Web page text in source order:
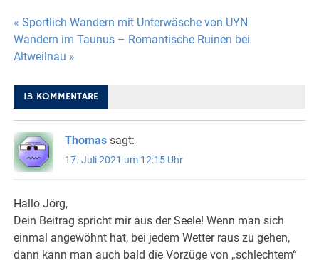
Beitragsnavigation
« Sportlich Wandern mit Unterwäsche von UYN
Wandern im Taunus – Romantische Ruinen bei
Altweilnau »
13 KOMMENTARE
Thomas sagt:
17. Juli 2021 um 12:15 Uhr
Hallo Jörg,
Dein Beitrag spricht mir aus der Seele! Wenn man sich
einmal angewöhnt hat, bei jedem Wetter raus zu gehen,
dann kann man auch bald die Vorzüge von „schlechtem“